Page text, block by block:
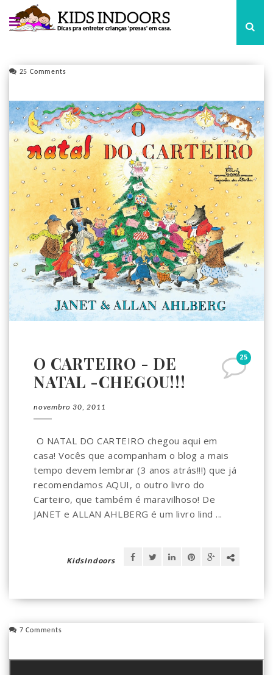
25 Comments
25
O CARTEIRO - DE
NATAL -CHEGOU!!!
novembro 30, 2011
O NATAL DO CARTEIRO chegou aqui em
casa! Vocês que acompanham o blog a mais
tempo devem lembrar (3 anos atrás!!!) que já
recomendamos AQUI, o outro livro do
Carteiro, que também é maravilhoso! De
JANET e ALLAN AHLBERG é um livro lind ...
KidsIndoors
7 Comments